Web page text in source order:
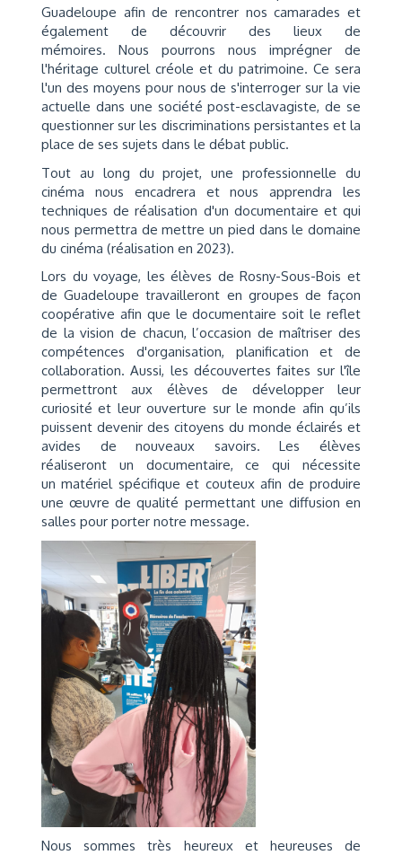
Guadeloupe afin de rencontrer nos camarades et
également de découvrir des lieux de
mémoires. Nous pourrons nous imprégner de
l'héritage culturel créole et du patrimoine. Ce sera
l'un des moyens pour nous de s'interroger sur la vie
actuelle dans une société post-esclavagiste, de se
questionner sur les discriminations persistantes et la
place de ses sujets dans le débat public.
Tout au long du projet, une professionnelle du
cinéma nous encadrera et nous apprendra les
techniques de réalisation d'un documentaire et qui
nous permettra de mettre un pied dans le domaine
du cinéma (réalisation en 2023).
Lors du voyage, les élèves de Rosny-Sous-Bois et
de Guadeloupe travailleront en groupes de façon
coopérative afin que le documentaire soit le reflet
de la vision de chacun, l’occasion de maîtriser des
compétences d'organisation, planification et de
collaboration. Aussi, les découvertes faites sur l'île
permettront aux élèves de développer leur
curiosité et leur ouverture sur le monde afin qu’ils
puissent devenir des citoyens du monde éclairés et
avides de nouveaux savoirs. Les élèves
réaliseront un documentaire, ce qui nécessite
un matériel spécifique et couteux afin de produire
une œuvre de qualité permettant une diffusion en
salles pour porter notre message.
Nous sommes très heureux et heureuses de